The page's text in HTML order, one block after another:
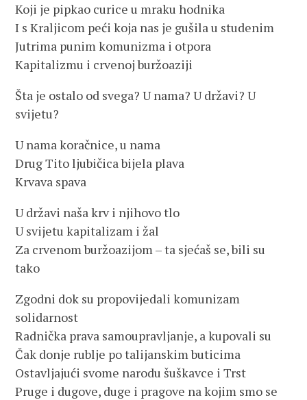
Koji je pipkao curice u mraku hodnika
I s Kraljicom peći koja nas je gušila u studenim
Jutrima punim komunizma i otpora
Kapitalizmu i crvenoj buržoaziji
Šta je ostalo od svega? U nama? U državi? U
svijetu?
U nama koračnice, u nama
Drug Tito ljubičica bijela plava
Krvava spava
U državi naša krv i njihovo tlo
U svijetu kapitalizam i žal
Za crvenom buržoazijom – ta sjećaš se, bili su
tako
Zgodni dok su propovijedali komunizam
solidarnost
Radnička prava samoupravljanje, a kupovali su
Čak donje rublje po talijanskim buticima
Ostavljajući svome narodu šuškavce i Trst
Pruge i dugove, duge i pragove na kojim smo se